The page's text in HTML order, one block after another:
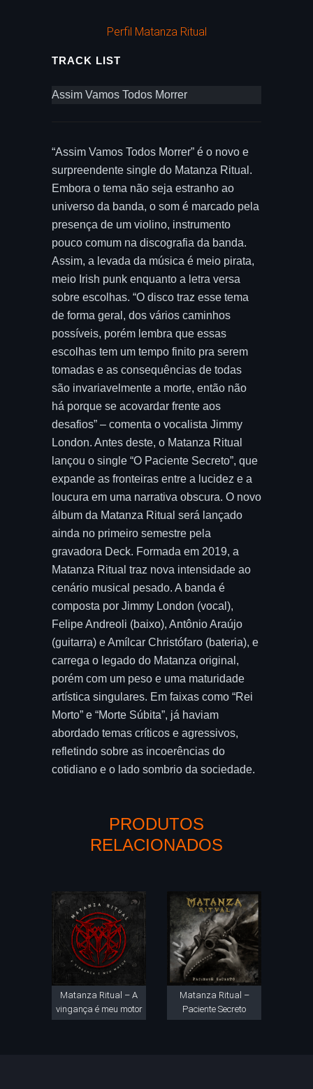
Perfil Matanza Ritual
TRACK LIST
Assim Vamos Todos Morrer
“Assim Vamos Todos Morrer” é o novo e
surpreendente single do Matanza Ritual.
Embora o tema não seja estranho ao
universo da banda, o som é marcado pela
presença de um violino, instrumento
pouco comum na discografia da banda.
Assim, a levada da música é meio pirata,
meio Irish punk enquanto a letra versa
sobre escolhas. “O disco traz esse tema
de forma geral, dos vários caminhos
possíveis, porém lembra que essas
escolhas tem um tempo finito pra serem
tomadas e as consequências de todas
são invariavelmente a morte, então não
há porque se acovardar frente aos
desafios” – comenta o vocalista Jimmy
London. Antes deste, o Matanza Ritual
lançou o single “O Paciente Secreto”, que
expande as fronteiras entre a lucidez e a
loucura em uma narrativa obscura. O novo
álbum da Matanza Ritual será lançado
ainda no primeiro semestre pela
gravadora Deck. Formada em 2019, a
Matanza Ritual traz nova intensidade ao
cenário musical pesado. A banda é
composta por Jimmy London (vocal),
Felipe Andreoli (baixo), Antônio Araújo
(guitarra) e Amílcar Christófaro (bateria), e
carrega o legado do Matanza original,
porém com um peso e uma maturidade
artística singulares. Em faixas como “Rei
Morto” e “Morte Súbita”, já haviam
abordado temas críticos e agressivos,
refletindo sobre as incoerências do
cotidiano e o lado sombrio da sociedade.
PRODUTOS
RELACIONADOS
Matanza Ritual – A
vingança é meu motor
Matanza Ritual –
Paciente Secreto